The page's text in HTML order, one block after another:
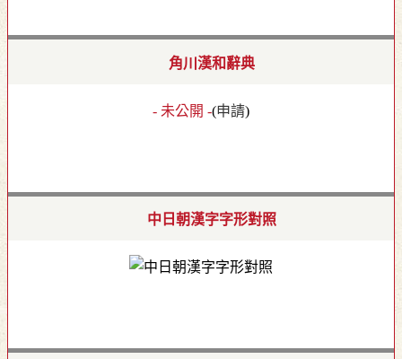
角川漢和辭典
- 未公開 -(申請)
中日朝漢字字形對照